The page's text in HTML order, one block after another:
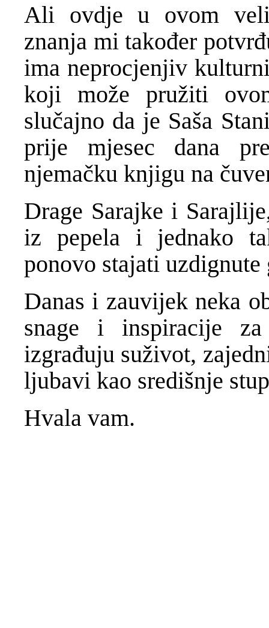
Ali ovdje u ovom
znanja mi također
ima neprocjenjiv
koji može pružiti
slučajno da je Saša
prije mjesec dana
njemačku knjigu na
Drage Sarajke i
iz pepela i jednako
ponovo stajati uzdignute
Danas i zauvijek neka
snage i inspiracije
izgrađuju suživot,
ljubavi kao središnje
Hvala vam.